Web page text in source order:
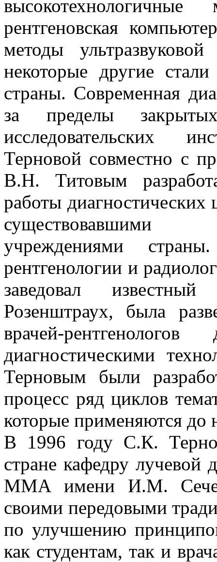
рентгеновская
методы
некоторые другие
страны. Современная
за пределы
исследовательских
Терновой совместно с
В.Н. Титовым
работы диагностических
существовавшими
учреждениями
рентгенологии и
заведовал
Розенштраух, была
врачей-
диагностическими
Терновым были
процесс ряд циклов
которые применяются до
В 1996 году С.К.
стране кафедру лучевой
ММА имени И.М.
своими передовыми
по улучшению
как студентам, так и